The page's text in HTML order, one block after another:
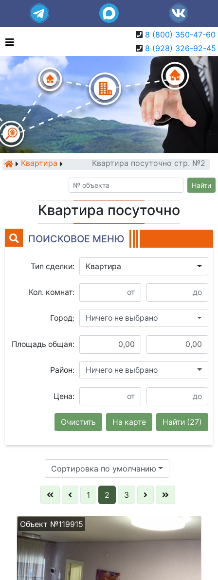
8 (800) 350-47-60
8 (928) 326-92-45
Квартира Квартира посуточно стр. №2
Найти
Квартира посуточно
ПОИСКОВОЕ МЕНЮ
Тип сделки: Квартира
Кол. комнат:
Город: Ничего не выбрано
Площадь общая:
Район: Ничего не выбрано
Цена:
Найти (27)
На карте
Очистить
Сортировка по умолчанию
1 2 3
Объект №119915